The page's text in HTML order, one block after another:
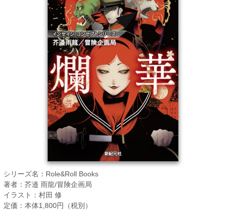
シリーズ名：Role&Roll Books
著者：芥邉 雨龍/冒険企画局
イラスト：村田 修
定価：本体1,800円（税別）